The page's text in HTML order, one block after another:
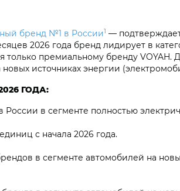
бренд №1 в России1 —
2026 года бренд лидирует в
только премиальному бренду
источниках энергии
ГОДА:
России в сегменте полностью
с начала 2026 года.
в сегменте автомобилей на